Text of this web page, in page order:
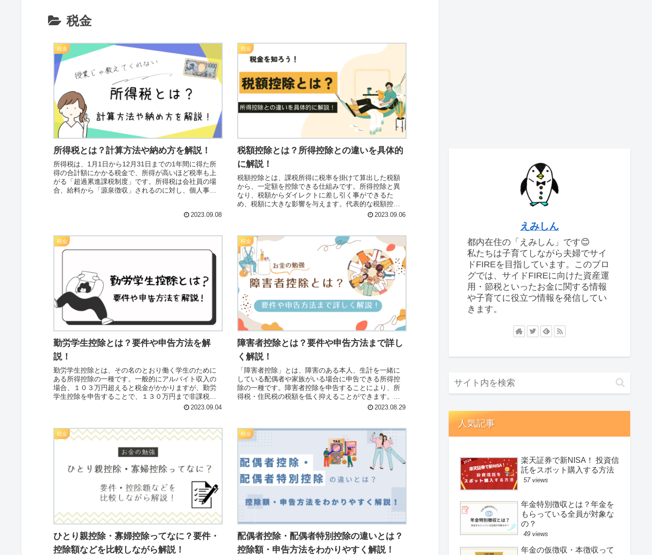
税金
税金
所得税とは？計算方法や納め方を解説！
所得税は、1月1日から12月31日までの1年間に得た所
得の合計額にかかる税金で、所得が高いほど税率も上
がる「超過累進課税制度」です。所得税は会社員の場
合、給料から「源泉徴収」されるのに対し、個人事業
2023.09.08
税金
税額控除とは？所得控除との違いを具体的
に解説！
税額控除とは、課税所得に税率を掛けて算出した税額
から、一定額を控除できる仕組みです。所得控除と異
なり、税額からダイレクトに差し引く事ができるた
め、税額に大きな影響を与えます。代表的な税額控除
に「配当控除」「住宅借入金等特別控除（住宅ローン
2023.09.06
税金
勤労学生控除とは？要件や申告方法を解
説！
勤労学生控除とは、その名のとおり働く学生のために
ある所得控除の一種です。一般的にアルバイト収入の
場合、１０３万円超えると税金がかかりますが、勤労
学生控除を申告することで、１３０万円まで非課税と
なるのです。一方、親の扶養からは外れてしまう場合
2023.09.04
税金
障害者控除とは？要件や申告方法まで詳し
く解説！
「障害者控除」とは、障害のある本人、生計を一緒に
している配偶者や家族がいる場合に申告できる所得控
除の一種です。障害者控除を申告することにより、所
得税・住民税の税額を低く抑えることができます。確
定申告や年末調整で申告できますので、忘れずに申告
2023.08.29
税金
ひとり親控除・寡婦控除ってなに？要件・
控除額などを比較しながら解説！
税金
配偶者控除・配偶者特別控除の違いとは？
控除額・申告方法をわかりやすく解説！
えみしん
都内在住の「えみしん」です😊
私たちは子育てしながら夫婦でサイ
ドFIREを目指しています。このブロ
グでは、サイドFIREに向けた資産運
用・節税といったお金に関する情報
や子育てに役立つ情報を発信してい
きます。
人気記事
楽天証券で新NISA！ 投資信
託をスポット購入する方法
57 views
年金特別徴収とは？年金を
もらっている全員が対象な
の？
49 views
年金の仮徴収・本徴収って